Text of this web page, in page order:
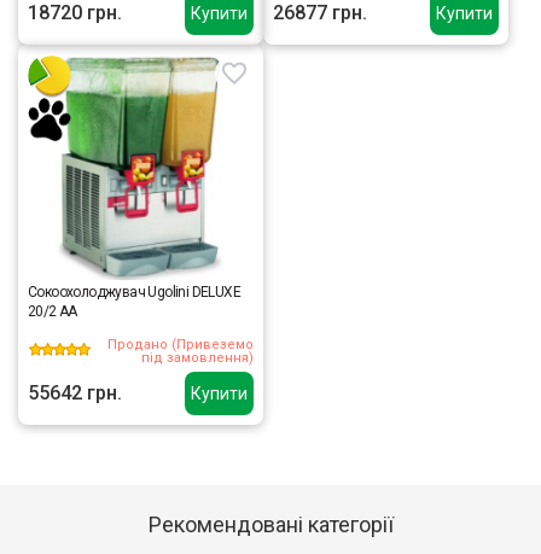
Купити
18720 грн. Купити
26877 грн.
Купити
Сокоохолоджувач Ugolini DELUXE
20/2 AA
Продано (Привеземо
під замовлення)
55642 грн.
Рекомендовані категорії